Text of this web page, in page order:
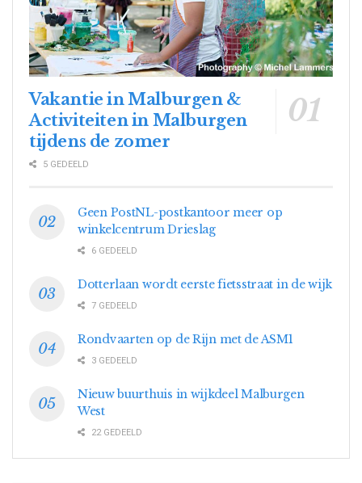
Vakantie in Malburgen &
Activiteiten in Malburgen
tijdens de zomer
5 GEDEELD
Geen PostNL-postkantoor meer op
winkelcentrum Drieslag
6 GEDEELD
Dotterlaan wordt eerste fietsstraat in de wijk
7 GEDEELD
Rondvaarten op de Rijn met de ASM1
3 GEDEELD
Nieuw buurthuis in wijkdeel Malburgen
West
22 GEDEELD